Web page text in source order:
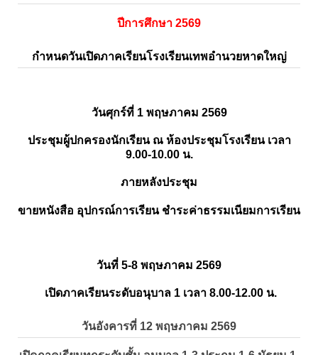
ปีการศึกษา 2569
กำหนดวันเปิดภาคเรียนโรงเรียนเทพอำนวยหาดใหญ่
วันศุกร์ที่ 1 พฤษภาคม 2569
ประชุมผู้ปกครองนักเรียน ณ ห้องประชุมโรงเรียน เวลา
9.00-10.00 น.
ภายหลังประชุม
ขายหนังสือ อุปกรณ์การเรียน ชำระค่าธรรมเนียมการเรียน
วันที่ 5-8 พฤษภาคม 2569
เปิดภาคเรียนระดับอนุบาล 1 เวลา 8.00-12.00 น.
วันอังคารที่ 12 พฤษภาคม 2569